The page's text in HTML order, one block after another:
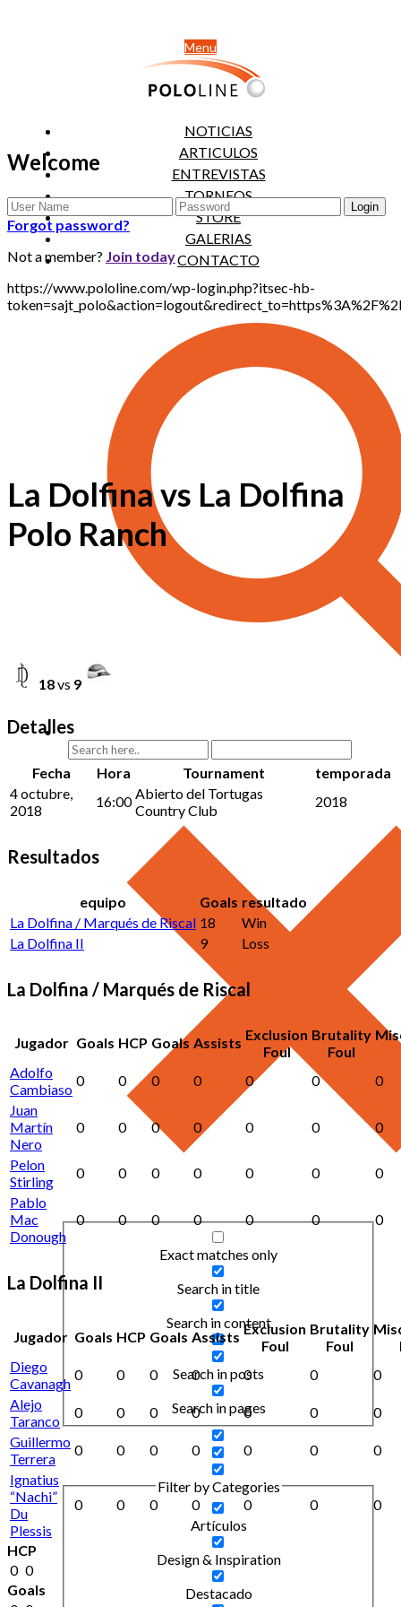
Menu
NOTICIAS
ARTICULOS
ENTREVISTAS
TORNEOS
STORE
GALERIAS
CONTACTO
Exact matches only
Search in title
Search in content
Search in posts
Search in pages
Filter by Categories
Artículos
Design & Inspiration
Destacado
Welcome
Forgot password?
Not a member? Join today
https://www.pololine.com/wp-login.php?itsec-hb-
La Dolfina vs La Dolfina
Polo Ranch
18vs 9
Detalles
Fecha Hora Tournament
temporada
4 octubre,
2018
16:00 Abierto del Tortugas
Country Club
2018
Resultados
equipo Goals resultado
La Dolfina / Marqués de Riscal 18
Win
La Dolfina II
9 Loss
La Dolfina / Marqués de Riscal
Jugador Goals HCP Goals Assists Exclusion
Foul
Brutality
Foul
Adolfo
Cambiaso
0 0 0 0 0 0
0
Juan
Martín
Nero
0 0 0 0 0 0 0
Pelon
Stirling
0 0 0 0 0 0
0
Pablo
Mac
Donough
0 0 0 0 0 0 0
La Dolfina II
Jugador Goals HCP Goals Assists Exclusion
Foul
Brutality
Foul
Diego
Cavanagh
0 0 0 0 0 0
0
Alejo
Taranco
0 0 0 0 0 0
0
Guillermo
Terrera
0 0 0 0 0 0
0
Ignatius
“Nachi”
Du
Plessis
0 0 0 0 0 0 0
HCP
0 0
Goals